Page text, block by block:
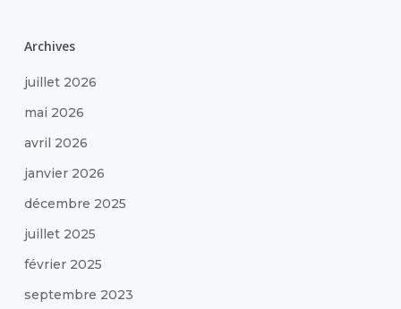
Archives
juillet 2026
mai 2026
avril 2026
janvier 2026
décembre 2025
juillet 2025
février 2025
septembre 2023